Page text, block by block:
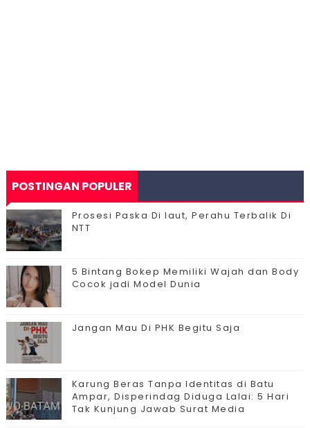
POSTINGAN POPULER
Prosesi Paska Di laut, Perahu Terbalik Di
NTT
5 Bintang Bokep Memiliki Wajah dan Body
Cocok jadi Model Dunia
Jangan Mau Di PHK Begitu Saja
Karung Beras Tanpa Identitas di Batu
Ampar, Disperindag Diduga Lalai: 5 Hari
Tak Kunjung Jawab Surat Media